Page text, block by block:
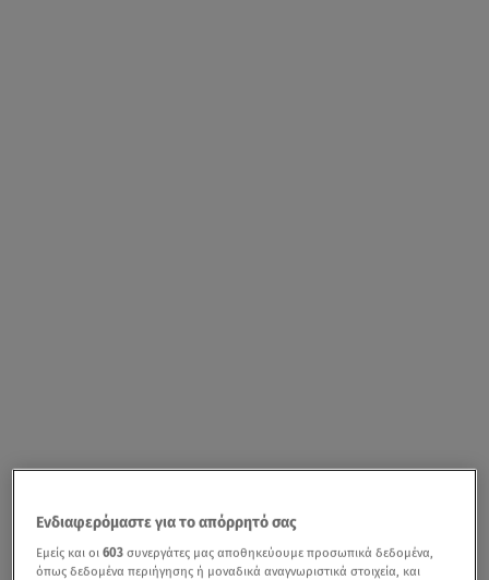
Ενδιαφερόμαστε για το απόρρητό σας
Εμείς και οι603 συνεργάτες μας αποθηκεύουμε προσωπικά δεδομένα,
όπως δεδομένα περιήγησης ή μοναδικά αναγνωριστικά στοιχεία, και